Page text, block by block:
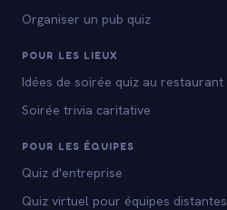
Organiser un pub quiz
POUR LES LIEUX
Idées de soirée quiz au restaurant
Soirée trivia caritative
POUR LES ÉQUIPES
Quiz d'entreprise
Quiz virtuel pour équipes distantes